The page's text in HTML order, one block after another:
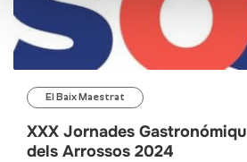
El Baix Maestrat
XXX Jornades
dels Arrossos 2024